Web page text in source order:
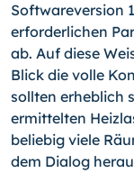
Softwareversion
erforderlichen
ab. Auf diese
Blick die volle
sollten erheblich
ermittelten
beliebig viele
dem Dialog